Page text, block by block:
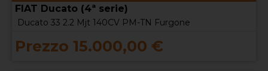
FIAT Ducato (4ª serie)
Ducato 33 2.2 Mjt 140CV PM-TN Furgone
Prezzo 15.000,00 €